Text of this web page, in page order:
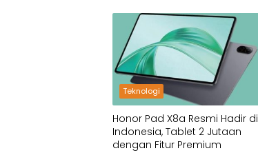
Teknologi
Honor Pad X8a Resmi Hadir di
Indonesia, Tablet 2 Jutaan
dengan Fitur Premium